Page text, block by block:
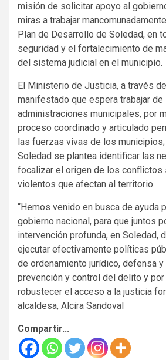
misión de solicitar apoyo al
miras a trabajar
Plan de Desarrollo de Soledad, en
seguridad y el fortalecimiento de
del sistema judicial en el municipio.
El Ministerio de Justicia, a través
manifestado que espera trabajar de
administraciones municipales, por
proceso coordinado y articulado
las fuerzas vivas de los
Soledad se plantea identificar las
focalizar el origen de los conflictos
violentos que afectan al territorio.
“Hemos venido en busca de ayuda
gobierno nacional, para que juntos
intervención profunda, en Soledad,
ejecutar efectivamente políticas
de ordenamiento jurídico, defensa
prevención y control del delito y
robustecer el acceso a la justicia
alcaldesa, Alcira Sandoval
Compartir...